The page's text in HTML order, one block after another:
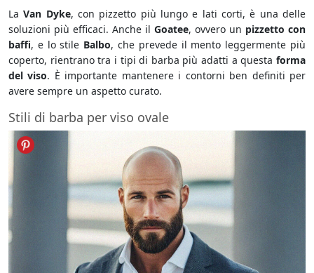
LaVan Dyke, con pizzetto più lungo e lati corti, è una delle
soluzioni più efficaci. Anche il Goatee, ovvero un pizzetto con
baffi, e lo stile Balbo, che prevede il mento leggermente più
coperto, rientrano tra i tipi di barba più adatti a questa forma
del viso. È importante mantenere i contorni ben definiti per
avere sempre un aspetto curato.
Stili di barba per viso ovale